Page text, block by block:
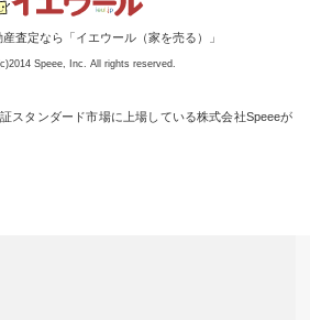
査定なら「イエウール（家を売る）」
Speee, Inc. All rights reserved.
スタンダード市場に上場している株式会社Speeeが